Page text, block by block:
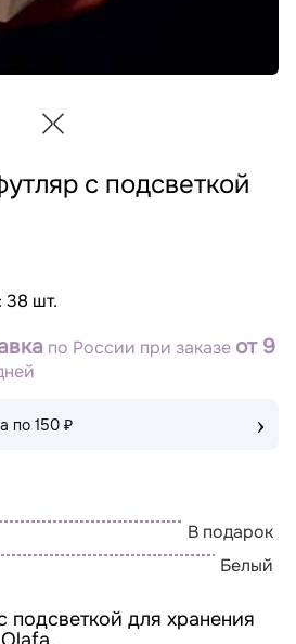
с подсветкой
38 шт.
по России при заказе от 9
по 150 ₽ ›
В подарок
Белый
подсветкой для хранения